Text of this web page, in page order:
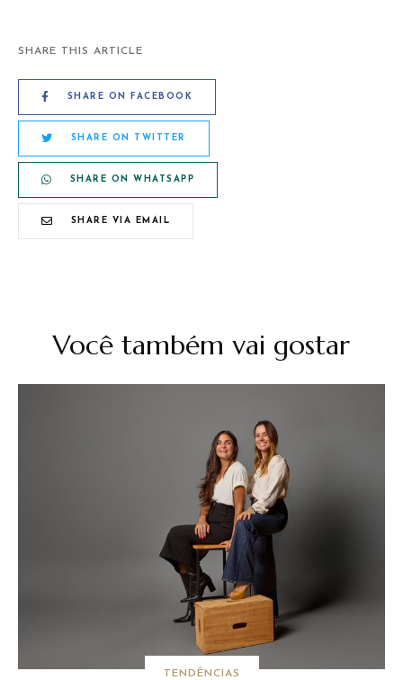
SHARE THIS ARTICLE
SHARE ON FACEBOOK
SHARE ON TWITTER
SHARE ON WHATSAPP
SHARE VIA EMAIL
Você também vai gostar
TENDÊNCIAS